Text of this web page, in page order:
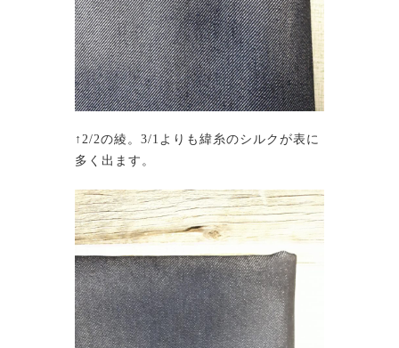
↑2/2の綾。3/1よりも緯糸のシルクが表に
多く出ます。